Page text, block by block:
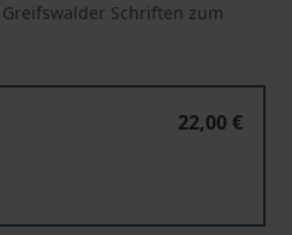
Greifswalder Schriften zum
22,00 €